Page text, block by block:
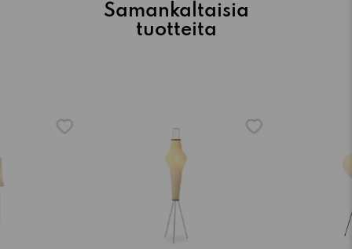
Samankaltaisia
tuotteita